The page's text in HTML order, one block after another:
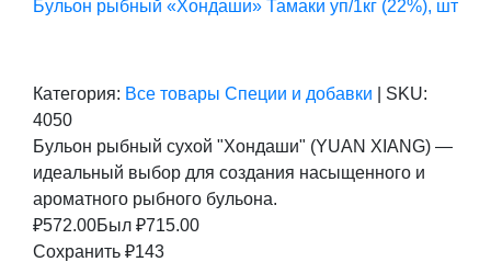
Бульон рыбный «Хондаши» Тамаки уп/1кг (22%), шт
Категория: Все товары Специи и добавки
SKU:
4050
Бульон рыбный сухой "Хондаши" (YUAN XIANG) —
идеальный выбор для создания насыщенного и
ароматного рыбного бульона.
₽572.00Был ₽715.00
Сохранить ₽143